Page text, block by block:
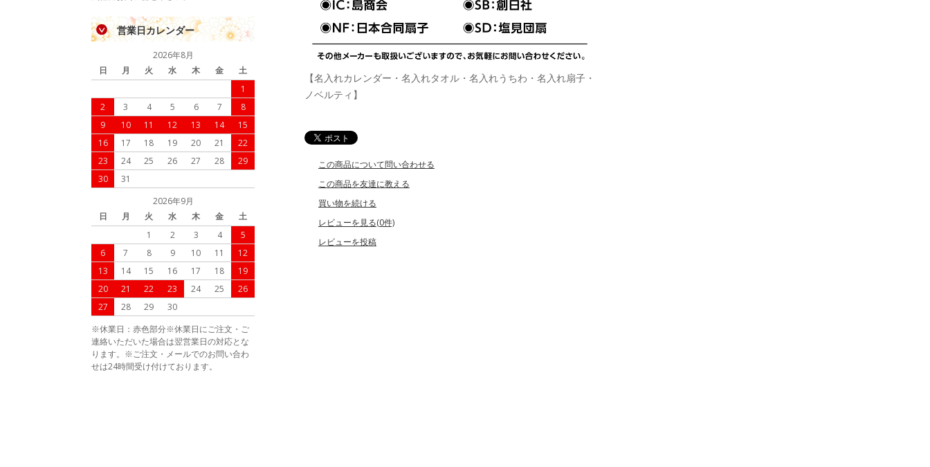
【名入れカレンダー・名入れタオル・名入れうちわ・名入れ扇子・
ノベルティ】
この商品について問い合わせる
この商品を友達に教える
買い物を続ける
レビューを見る(0件)
レビューを投稿
営業日カレンダー
2026年8月
日
月 火 水 木 金
土
1
2
3 4 5 6 7
8
9
10 11 12 13 14
15
16
17 18 19 20 21
22
23
24 25 26 27 28
29
30
31
2026年9月
日
月 火 水 木 金
土
1
2 3 4
5
6
7 8 9 10 11
12
13
14 15 16 17 18
19
20
21 22 23 24 25
26
27
28 29
30
※休業日：赤色部分※休業日にご注文・ご
連絡いただいた場合は翌営業日の対応とな
ります。※ご注文・メールでのお問い合わ
せは24時間受け付けております。